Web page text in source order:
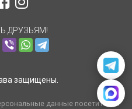
ДРУЗЬЯМ!
защищены.
данные посетителей